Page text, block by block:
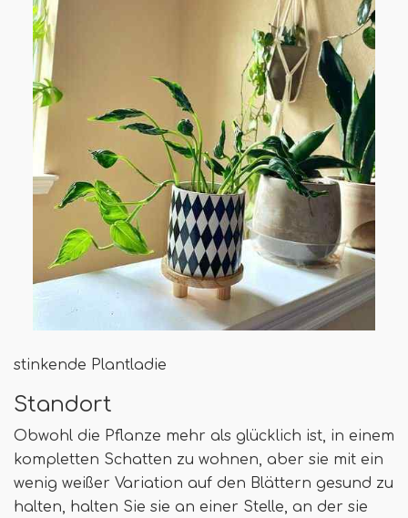
stinkende Plantladie
Standort
Obwohl die Pflanze mehr als glücklich ist, in einem
kompletten Schatten zu wohnen, aber sie mit ein
wenig weißer Variation auf den Blättern gesund zu
halten, halten Sie sie an einer Stelle, an der sie